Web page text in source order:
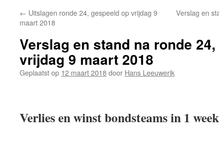
← Uitslagen ronde 24, gespeeld op vrijdag 9
maart 2018
Verslag en
Verslag en stand na ronde
vrijdag 9 maart 2018
Geplaatst op 12 maart 2018door Hans Leeuwerik
Verlies en winst bondsteams in 1 week